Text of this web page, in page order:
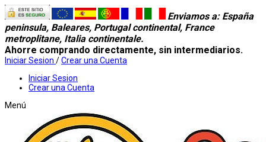
Enviamos a: España
peninsula, Baleares, Portugal continental, France
metroplitane, Italia continentale.
Ahorre comprando directamente, sin intermediarios.
Iniciar Sesion /Crear una Cuenta
Iniciar Sesion
Crear una Cuenta
Menú